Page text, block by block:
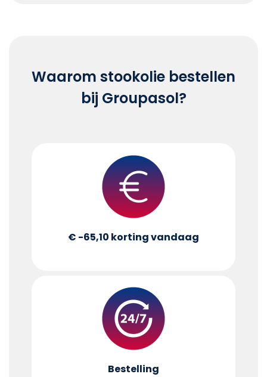
Waarom stookolie bestellen
bij Groupasol?
€ -65,10 korting vandaag
Bestelling